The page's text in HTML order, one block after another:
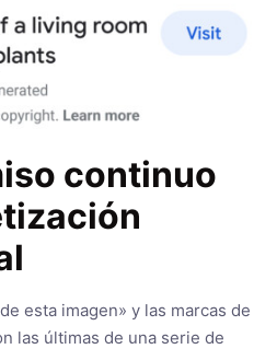
continuo
esta imagen» y las marcas de
las últimas de una serie de